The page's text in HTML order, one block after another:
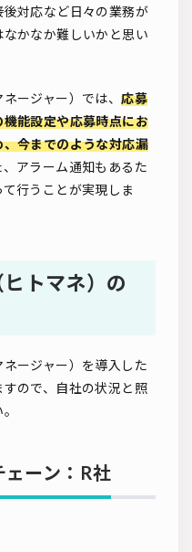
対応など日々の業務が
かなか難しいかと思い
ージャー）では、応募
能設定や応募時点にお
今までのような対応漏
、アラーム通知もあるた
行うことが実現しま
トマネ）の
ージャー）を導入した
ので、自社の状況と照
ーン：R社